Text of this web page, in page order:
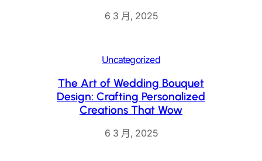
6 3 月, 2025
Uncategorized
The Art of Wedding Bouquet
Design: Crafting Personalized
Creations That Wow
6 3 月, 2025